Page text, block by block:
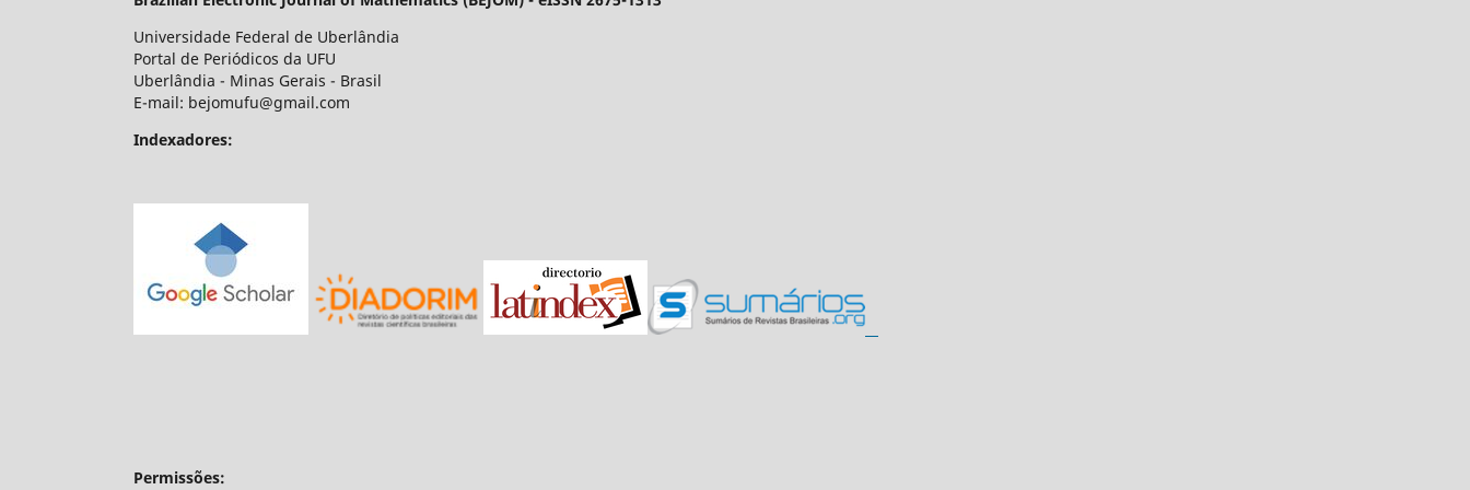
Universidade Federal de Uberlândia
Portal de Periódicos da UFU
Uberlândia - Minas Gerais - Brasil
E-mail: bejomufu@gmail.com
Indexadores:
Permissões: